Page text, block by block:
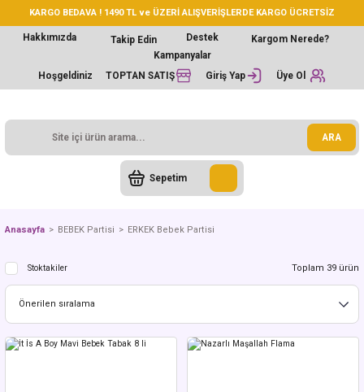
KARGO BEDAVA ! 1490 TL ve ÜZERİ ALIŞVERİŞLERDE KARGO ÜCRETSİZ
Hakkımızda Takip Edin Destek
Kargom Nerede?
Kampanyalar
Hoşgeldiniz
TOPTAN SATIŞ Giriş Yap Üye Ol
ARA
Sepetim
Anasayfa BEBEK Partisi ERKEK Bebek Partisi
Stoktakiler Toplam 39 ürün